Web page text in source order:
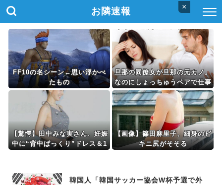
×
お隣速報
FF10の名シーン←思い浮かべ
たもの
旦那の同僚女が旦那の元カノ。
なのにしょっちゅうペアで仕事
してて遅くまで残業したり二人
で出張に行ったり。なんで「今
度の出張は一人で行く」って嘘
つくのかな
【驚愕】田中みな実さん、妊娠
中に“背中ぱっくり”ドレス＆1
【画像】篠田麻里子、細身のビ
キニ尻がそそる
韓国人「韓国サッカー協会W杯予選で外